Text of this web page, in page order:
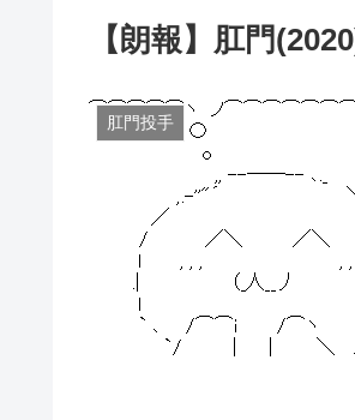
【朗報】肛門
肛門投手